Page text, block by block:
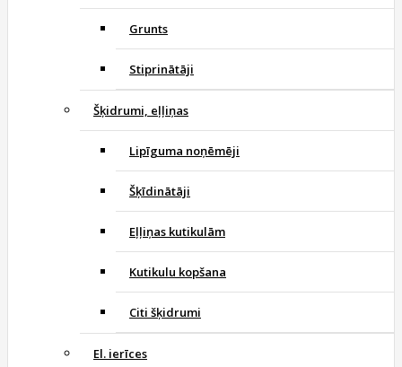
Grunts
Stiprinātāji
Šķidrumi, eļļiņas
Lipīguma noņēmēji
Šķīdinātāji
Eļļiņas kutikulām
Kutikulu kopšana
Citi šķidrumi
El. ierīces